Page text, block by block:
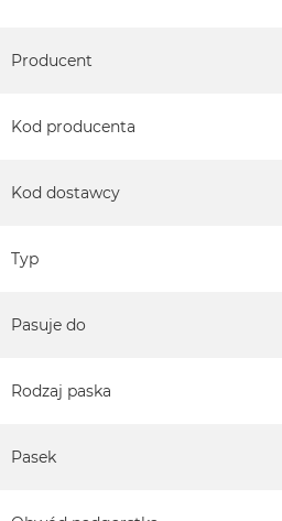
Producent
Kod producenta
Kod dostawcy
Typ
Pasuje do
Rodzaj paska
Pasek